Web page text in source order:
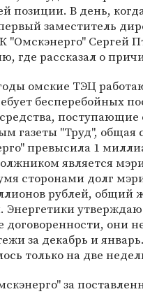
позиции. В день,
заместитель
"Омскэнерго" Сергей
где рассказал о
омские ТЭЦ
бесперебойных
газеты "Труд", общая
превысила 1
является
сторонами долг
рублей, общий
Энергетики
договоренности, они
за декабрь и январь.
только на две
за